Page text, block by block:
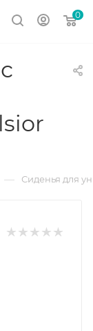
0
— Сиденья для